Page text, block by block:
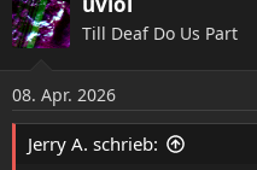
k
t
n
e
n
Till Deaf Do Us Part
08. Apr. 2026
Jerry A. schrieb: